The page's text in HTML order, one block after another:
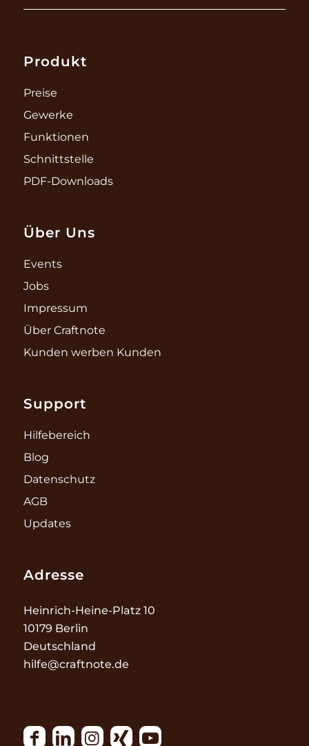
Produkt
Preise
Gewerke
Funktionen
Schnittstelle
PDF-Downloads
Über Uns
Events
Jobs
Impressum
Über Craftnote
Kunden werben Kunden
Support
Hilfebereich
Blog
Datenschutz
AGB
Updates
Adresse
Heinrich-Heine-Platz 10
10179 Berlin
Deutschland
hilfe@craftnote.de